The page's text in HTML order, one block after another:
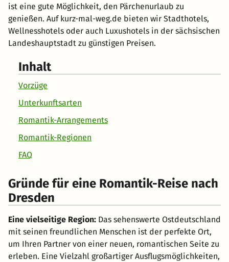
ist eine gute Möglichkeit, den Pärchenurlaub zu
genießen. Auf kurz-mal-weg.de bieten wir Stadthotels,
Wellnesshotels oder auch Luxushotels in der sächsischen
Landeshauptstadt zu günstigen Preisen.
Inhalt
Vorzüge
Unterkunftsarten
Romantik-Arrangements
Romantik-Regionen
FAQ
Gründe für eine Romantik-Reise nach
Dresden
Eine vielseitige Region: Das sehenswerte Ostdeutschland
mit seinen freundlichen Menschen ist der perfekte Ort,
um Ihren Partner von einer neuen, romantischen Seite zu
erleben. Eine Vielzahl großartiger Ausflugsmöglichkeiten,